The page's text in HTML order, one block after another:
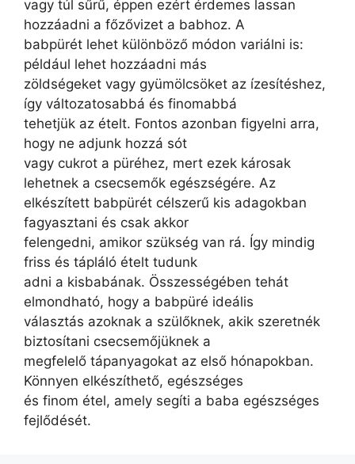
vagy túl sűrű, éppen ezért érdemes lassan
hozzáadni a főzővizet a babhoz. A
babpürét lehet különböző módon variálni is:
például lehet hozzáadni más
zöldségeket vagy gyümölcsöket az ízesítéshez,
így változatosabbá és finomabbá
tehetjük az ételt. Fontos azonban figyelni arra,
hogy ne adjunk hozzá sót
vagy cukrot a püréhez, mert ezek károsak
lehetnek a csecsemők egészségére. Az
elkészített babpürét célszerű kis adagokban
fagyasztani és csak akkor
felengedni, amikor szükség van rá. Így mindig
friss és tápláló ételt tudunk
adni a kisbabának. Összességében tehát
elmondható, hogy a babpüré ideális
választás azoknak a szülőknek, akik szeretnék
biztosítani csecsemőjüknek a
megfelelő tápanyagokat az első hónapokban.
Könnyen elkészíthető, egészséges
és finom étel, amely segíti a baba egészséges
fejlődését.